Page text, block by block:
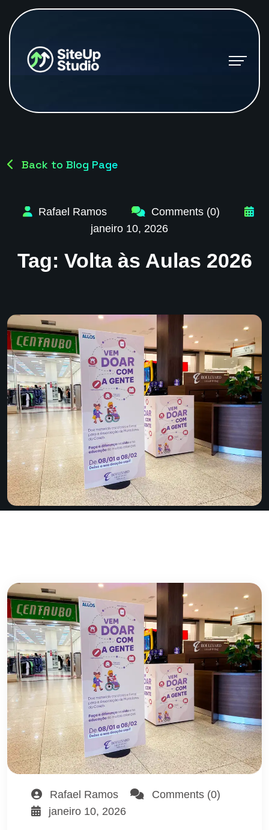
Back to Blog Page
Rafael Ramos
Comments (0)
janeiro 10, 2026
Tag: Volta às Aulas 2026
Rafael Ramos
Comments (0)
janeiro 10, 2026